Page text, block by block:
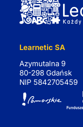
Learnetic SA
Azymutalna 9
80-298 Gdańsk
NIP 5842705459